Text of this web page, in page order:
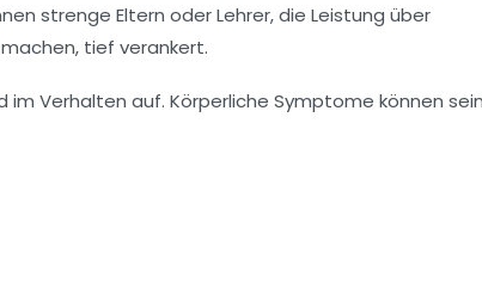
strenge Eltern oder Lehrer, die Leistung über
tief verankert.
Verhalten auf. Körperliche Symptome können